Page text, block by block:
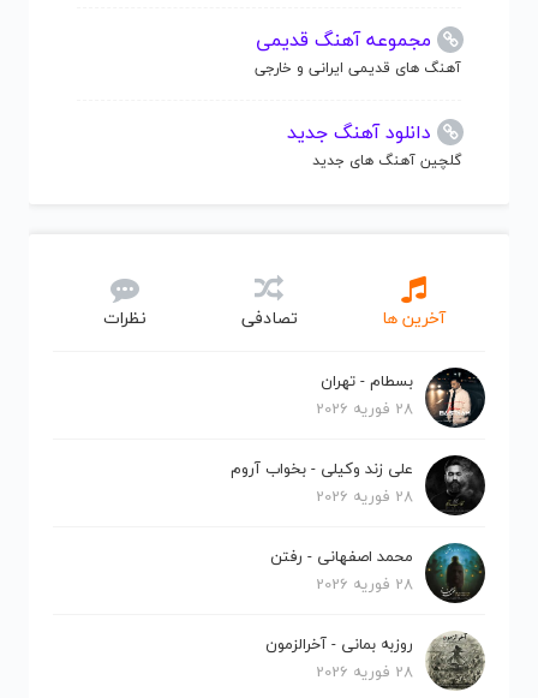
مجموعه آهنگ قدیمی
آهنگ های قدیمی ایرانی و خارجی
دانلود آهنگ جدید
گلچین آهنگ های جدید
آخرین ها تصادفی نظرات
بسطام - تهران
28 فوریه 2026
علی زند وکیلی - بخواب آروم
28 فوریه 2026
محمد اصفهانی - رفتن
28 فوریه 2026
روزبه بمانی - آخرالزمون
28 فوریه 2026